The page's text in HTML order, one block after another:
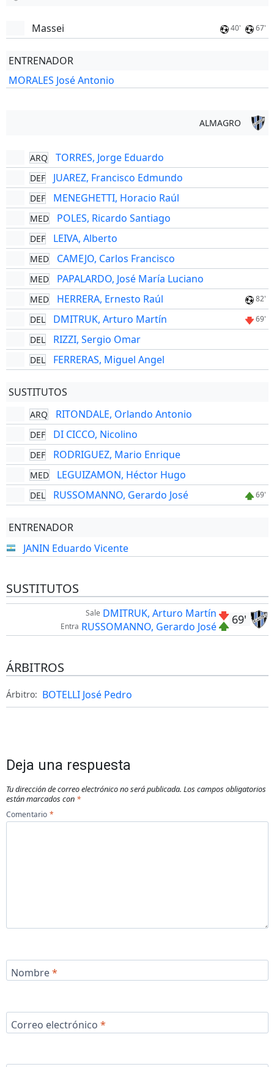
Massei 40' 67'
ENTRENADOR
MORALES José Antonio
ALMAGRO
ARQ TORRES, Jorge Eduardo
DEF JUAREZ, Francisco Edmundo
DEF MENEGHETTI, Horacio Raúl
MED POLES, Ricardo Santiago
DEF LEIVA, Alberto
MED CAMEJO, Carlos Francisco
MED PAPALARDO, José María Luciano
MED HERRERA, Ernesto Raúl 82'
DEL DMITRUK, Arturo Martín 69'
DEL RIZZI, Sergio Omar
DEL FERRERAS, Miguel Angel
SUSTITUTOS
ARQ RITONDALE, Orlando Antonio
DEF DI CICCO, Nicolino
DEF RODRIGUEZ, Mario Enrique
MED LEGUIZAMON, Héctor Hugo
DEL RUSSOMANNO, Gerardo José 69'
ENTRENADOR
JANIN Eduardo Vicente
SUSTITUTOS
69'
Sale DMITRUK, Arturo Martín
Entra RUSSOMANNO, Gerardo José
ÁRBITROS
Árbitro: BOTELLI José Pedro
Deja una respuesta
Tu dirección de correo electrónico no será publicada. Los campos obligatorios
están marcados con *
Comentario *
Nombre*
Correo electrónico *